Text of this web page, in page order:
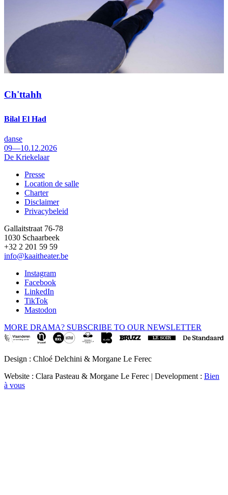
Ch'ttahh
Bilal El Had
danse
09—10.12.2026
De Kriekelaar
Footer
Presse
Location de salle
Charter
Disclaimer
Privacybeleid
Gallaitstraat 76-78
1030 Schaarbeek
+32 2 201 59 59
info@kaaitheater.be
Instagram
Facebook
LinkedIn
TikTok
Mastodon
MORE DRAMA? SUBSCRIBE TO OUR NEWSLETTER
Design : Chloé Delchini & Morgane Le Ferec
Website : Clara Pasteau & Morgane Le Ferec | Development : Bien
à vous